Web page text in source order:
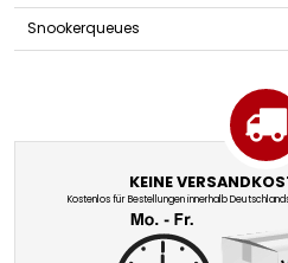
Snookerqueues
KEINE
Kostenlos für Bestellungen innerhalb